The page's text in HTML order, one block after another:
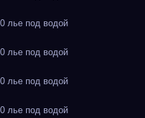
лье под водой
лье под водой
лье под водой
лье под водой